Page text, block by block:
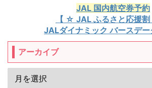
JAL 国内航空券予約
【 ☆ JAL ふるさと応援割
JALダイナミック バースデ
アーカイブ